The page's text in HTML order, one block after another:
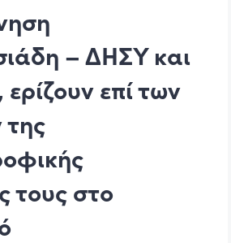
– ΔΗΣΥ και
επί των
της
τους στο